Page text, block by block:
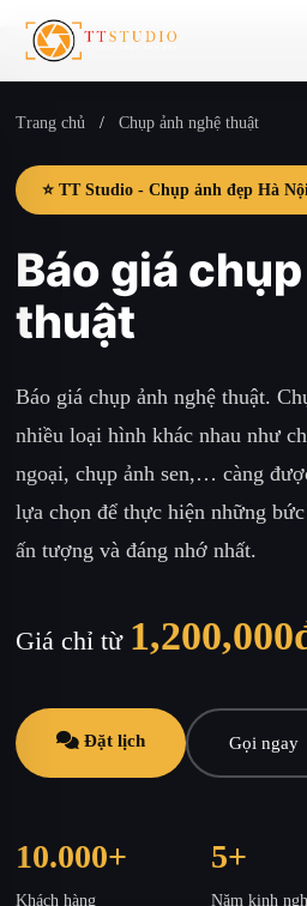
Trang chủ / Chụp ảnh nghệ thuật
⭐ TT Studio - Chụp ảnh đẹp Hà
Báo giá
thuật
Báo giá chụp ảnh nghệ thuật.
nhiều loại hình khác nhau như
ngoại, chụp ảnh sen,… càng
lựa chọn để thực hiện những
ấn tượng và đáng nhớ nhất.
Giá chỉ từ
Đặt lịch Gọi ngay
10.000+
Khách hàng
5+
Năm kinh